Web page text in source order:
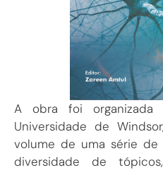
A obra foi organizada
Universidade de
volume de uma série de
diversidade de